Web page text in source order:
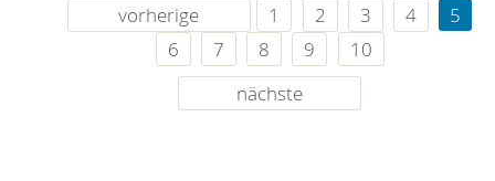
vorherige 1 2 3 4
5
6
7 8 9
10
nächste